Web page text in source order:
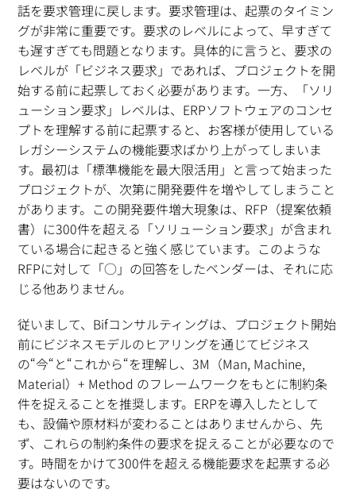
話を要求管理に戻します。要求管理は、起票のタイミン
グが非常に重要です。要求のレベルによって、早すぎて
も遅すぎても問題となります。具体的に言うと、要求の
レベルが「ビジネス要求」であれば、プロジェクトを開
始する前に起票しておく必要があります。一方、「ソリ
ューション要求」レベルは、ERPソフトウェアのコンセ
プトを理解する前に起票すると、お客様が使用している
レガシーシステムの機能要求ばかり上がってしまいま
す。最初は「標準機能を最大限活用」と言って始まった
プロジェクトが、次第に開発要件を増やしてしまうこと
があります。この開発要件増大現象は、RFP（提案依頼
書）に300件を超える「ソリューション要求」が含まれ
ている場合に起きると強く感じています。このような
RFPに対して「○」の回答をしたベンダーは、それに応
じる他ありません。
従いまして、Bifコンサルティングは、プロジェクト開始
前にビジネスモデルのヒアリングを通じてビジネス
の“今“と“これから“を理解し、3M（Man, Machine,
Material）+ Method のフレームワークをもとに制約条
件を捉えることを推奨します。ERPを導入したとして
も、設備や原材料が変わることはありませんから、先
ず、これらの制約条件の要求を捉えることが必要なので
す。時間をかけて300件を超える機能要求を起票する必
要はないのです。